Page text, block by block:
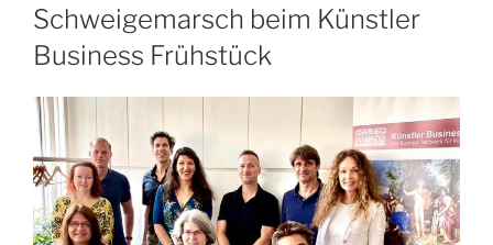
Schweigemarsch beim Künstler
Business Frühstück